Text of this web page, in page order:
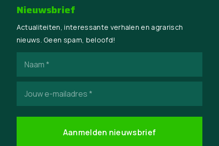
Nieuwsbrief
Actualiteiten, interessante verhalen en agrarisch
nieuws. Geen spam, beloofd!
mailadres